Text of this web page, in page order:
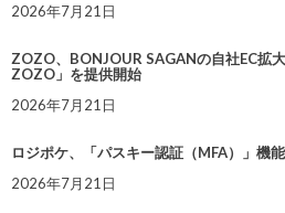
2026年7月21日
ZOZO、BONJOUR SAGANの自社EC拡
ZOZO」を提供開始
2026年7月21日
ロジポケ、「パスキー認証（MFA）」機
2026年7月21日